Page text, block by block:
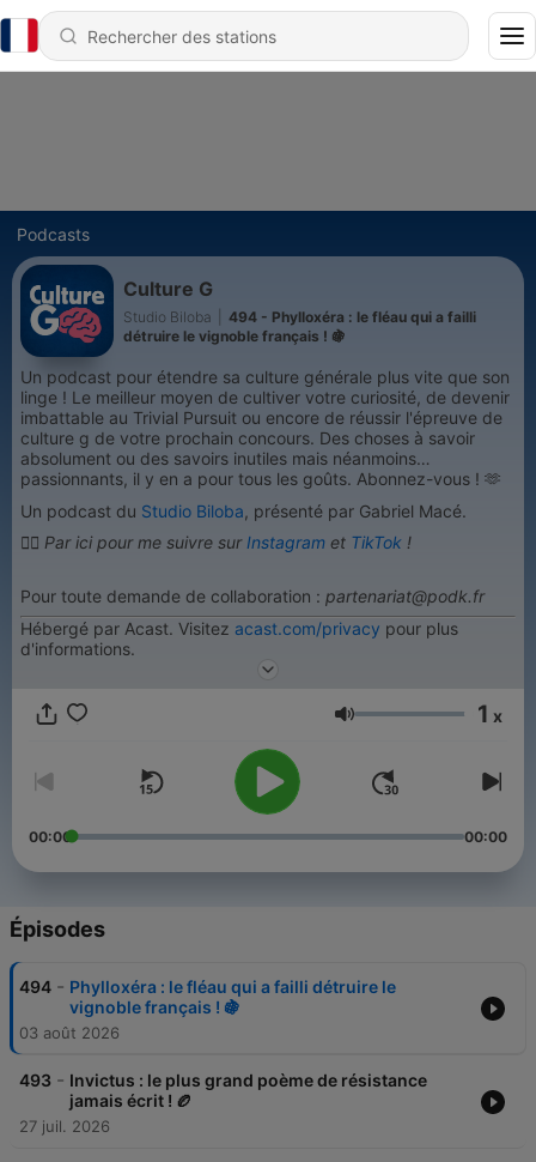
Podcasts
Culture G
Studio Biloba
494 - Phylloxéra : le fléau qui a failli
détruire le vignoble français ! 🍇
Un podcast pour étendre sa culture générale plus vite que son
linge ! Le meilleur moyen de cultiver votre curiosité, de devenir
imbattable au Trivial Pursuit ou encore de réussir l'épreuve de
culture g de votre prochain concours. Des choses à savoir
absolument ou des savoirs inutiles mais néanmoins
passionnants, il y en a pour tous les goûts. Abonnez-vous ! 🫶
Un podcast du Studio Biloba, présenté par Gabriel Macé.
🙋‍♂️ Par ici pour me suivre sur Instagram et TikTok !
Pour toute demande de collaboration : partenariat@podk.fr
Hébergé par Acast. Visitez acast.com/privacy pour plus
d'informations.
Volume 1 x
00:00 00:00
Épisodes
494 - Phylloxéra : le fléau qui a failli détruire le
vignoble français ! 🍇
03 août 2026
493 - Invictus : le plus grand poème de résistance
jamais écrit ! 🏉
27 juil. 2026